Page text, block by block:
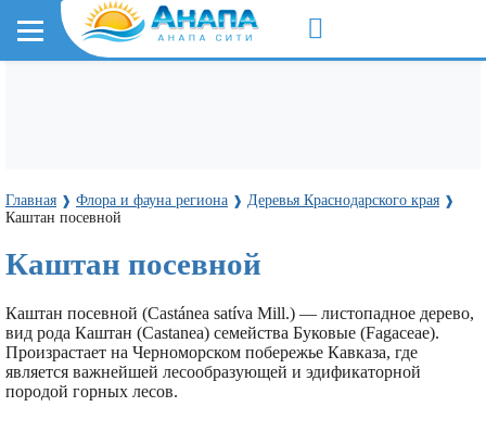
Главная ❱ Флора и фауна региона ❱ Деревья Краснодарского края ❱
Каштан посевной
Каштан посевной
Каштан посевной (Castánea satíva Mill.) — листопадное дерево,
вид рода Каштан (Castanea) семейства Буковые (Fagaceae).
Произрастает на Черноморском побережье Кавказа, где
является важнейшей лесообразующей и эдификаторной
породой горных лесов.